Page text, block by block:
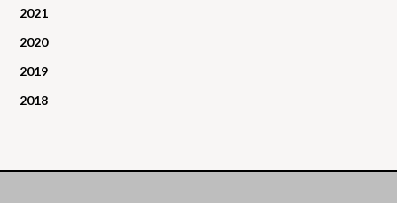
2021
2020
2019
2018